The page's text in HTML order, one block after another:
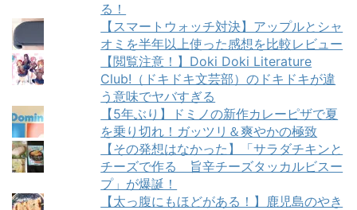
る！
【スマートウォッチ対決】アップルとシャ
オミを半年以上使った感想を比較レビュー
【閲覧注意！】Doki Doki Literature
Club!（ドキドキ文芸部）のドキドキが違
う意味でヤバすぎる
【5年ぶり】ドミノの新作カレーピザで夏
を乗り切れ！ガッツリ＆爽やかの極致
【その発想はなかった】「サラダチキンと
チーズで作る 旨辛チーズタッカルビスー
プ」が爆誕！
【太っ腹にもほどがある！】鹿児島のやき